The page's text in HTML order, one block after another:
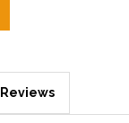
Reviews